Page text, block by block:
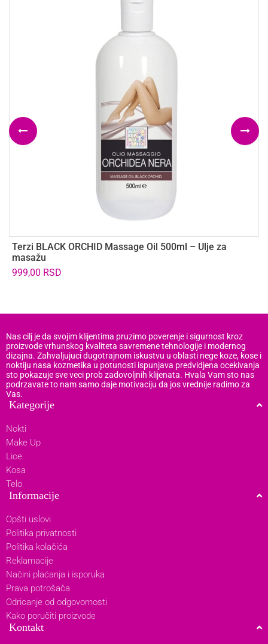
Terzi BLACK ORCHID Massage Oil 500ml – Ulje za
masažu
999,00 RSD
Nas cilj je da svojim klijentima pruzimo poverenje i sigurnost kroz
proizvode vrhunskog kvaliteta savremene tehnologije i modernog
dizajna. Zahvaljujuci dugotrajnom iskustvu u oblasti nege koze, kose i
noktiju nasa kozmetika u potunosti ispunjava predvidjena ocekivanja
sto pokazuje sve veci prob zadovoljnih klijenata. Hvala Vam sto nas
podrzavate to nam samo daje motivaciju da jos vrednije radimo za
Vas.
Kategorije
Nokti
Make Up
Lice
Kosa
Telo
Informacije
Opšti uslovi
Politika privatnosti
Politika kolačića
Reklamacije
Načini plaćanja i isporuka
Prava potrošača
Odricanje od odgovornosti
Kako poručiti proizvode
Kontakt